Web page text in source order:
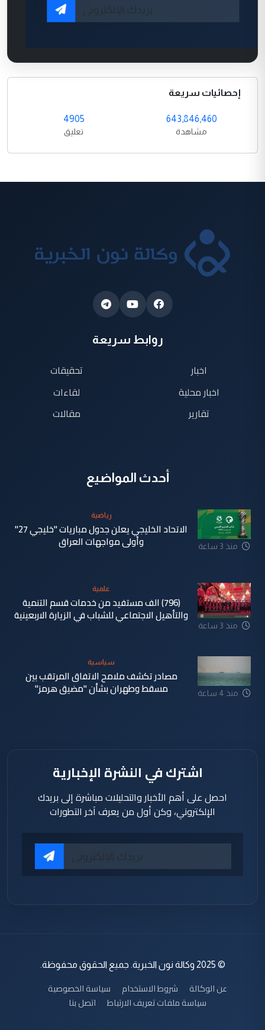
إحصائيات سريعة
643,846,460
مشاهدة
4905
تعليق
روابط سريعة
اخبار
اخبار محلية
تقارير
تحقيقات
لقاءات
مقالات
أحدث المواضيع
منذ 3 ساعة
رياضية
الاتحاد الخليجي يعلن جدول مباريات "خليجي 27"
وأولى مواجهات العراق
منذ 3 ساعة
علمية
(796) الف مستفيد من خدمات قسم التنمية
والتأهيل الاجتماعي للشباب في الزيارة الاربعينية
منذ 4 ساعة
سياسية
مصادر تكشف ملامح الاتفاق المرتقب بين
مسقط وطهران بشأن "مضيق هرمز"
اشترك في النشرة الإخبارية
احصل على أهم الأخبار والتحليلات مباشرة إلى بريدك
الإلكتروني، وكن أول من يعرف آخر التطورات
© 2025 وكالة نون الخبرية. جميع الحقوق محفوظة.
عن الوكالة شروط الاستخدام
سياسة الخصوصية
سياسة ملفات تعريف الارتباط
اتصل بنا